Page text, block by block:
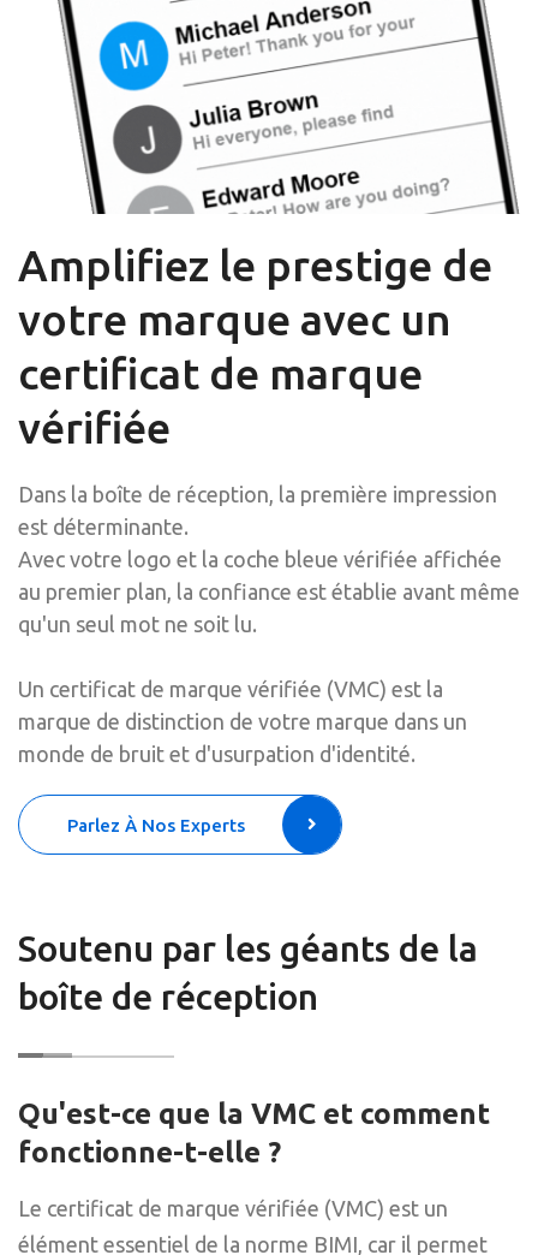
Amplifiez le prestige de
votre marque avec un
certificat de marque
vérifiée
Dans la boîte de réception, la première impression
est déterminante.
Avec votre logo et la coche bleue vérifiée affichée
au premier plan, la confiance est établie avant même
qu'un seul mot ne soit lu.
Un certificat de marque vérifiée (VMC) est la
marque de distinction de votre marque dans un
monde de bruit et d'usurpation d'identité.
Parlez À Nos Experts
Soutenu par les géants de la
boîte de réception
Qu'est-ce que la VMC et comment
fonctionne-t-elle ?
Le certificat de marque vérifiée (VMC) est un
élément essentiel de la norme BIMI, car il permet